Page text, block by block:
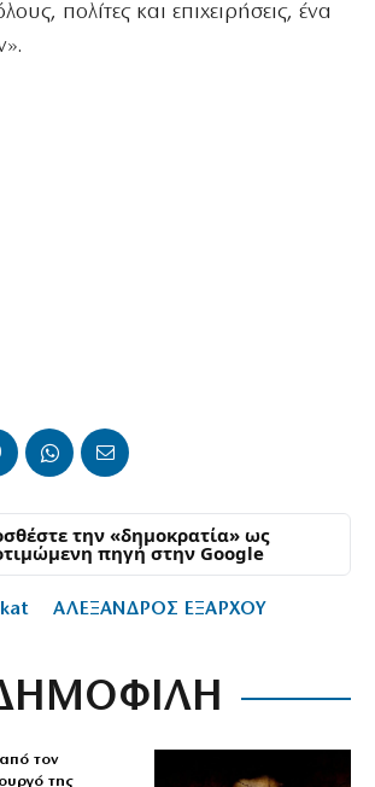
πολίτες και επιχειρήσεις, ένα
την «δημοκρατία» ως
πηγή στην Google
ΑΛΕΞΑΝΔΡΟΣ ΕΞΑΡΧΟΥ
τον
της